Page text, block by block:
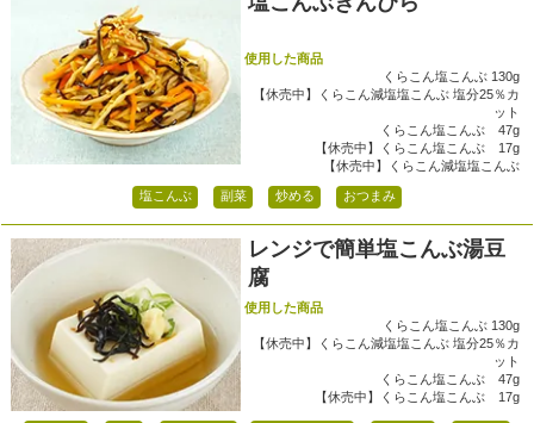
使用した商品
くらこん塩こんぶ 130g
【休売中】くらこん減塩塩こんぶ 塩分25％カ
ット
くらこん塩こんぶ 47g
【休売中】くらこん塩こんぶ 17g
【休売中】くらこん減塩塩こんぶ
塩こんぶ 副菜 炒める おつまみ
レンジで簡単塩こんぶ湯豆
腐
使用した商品
くらこん塩こんぶ 130g
【休売中】くらこん減塩塩こんぶ 塩分25％カ
ット
くらこん塩こんぶ 47g
【休売中】くらこん塩こんぶ 17g